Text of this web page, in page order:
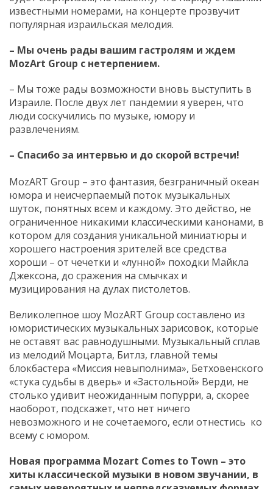
известными номерами, на концерте прозвучит
популярная израильская мелодия.
– Мы очень рады вашим гастролям и ждем
MozArt Group с нетерпением.
– Мы тоже рады возможности вновь выступить в
Израиле. После двух лет пандемии я уверен, что
люди соскучились по музыке, юмору и
развлечениям.
– Спасибо за интервью и до скорой встречи!
MozART Group – это фантазия, безграничный океан
юмора и неисчерпаемый поток музыкальных
шуток, понятных всем и каждому. Это действо, не
ограниченное никакими классическими канонами, в
котором для создания уникальной миниатюры и
хорошего настроения зрителей все средства
хороши – от чечетки и «лунной» походки Майкла
Джексона, до сражения на смычках и
музицирования на дулах пистолетов.
Великолепное шоу MozART Group составлено из
юмористических музыкальных зарисовок, которые
не оставят вас равнодушными. Музыкальный сплав
из мелодий Моцарта, Битлз, главной темы
блокбастера «Миссия невыполнима», Бетховенского
«стука судьбы в дверь» и «Застольной» Верди, не
столько удивит неожиданным попурри, а, скорее
наоборот, подскажет, что нет ничего
невозможного и не сочетаемого, если отнестись ко
всему с юмором.
Новая программа Mozart Comes to Town – это
хиты классической музыки в новом звучании, в